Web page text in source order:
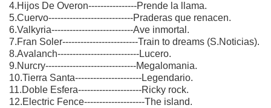
4.Hijos De Overon----------------Prende la llama.
5.Cuervo----------------------------Praderas que renacen.
6.Valkyria---------------------------Ave inmortal.
7.Fran Soler-------------------------Train to dreams (S.Noticias).
8.Avalanch---------------------------Lucero.
9.Nurcry------------------------------Megalomania.
10.Tierra Santa----------------------Legendario.
11.Doble Esfera---------------------Ricky rock.
12.Electric Fence--------------------The island.